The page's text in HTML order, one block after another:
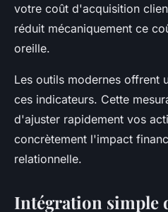
votre coût d'acquisition
réduit mécaniquement ce
oreille.
Les outils modernes offrent
ces indicateurs. Cette
d'ajuster rapidement vos
concrètement l'impact
relationnelle.
Intégration simple